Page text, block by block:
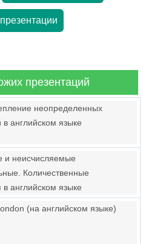
презентаций
неопределенных
английском языке
и неисчисляемые
Количественные
английском языке
(на английском языке)